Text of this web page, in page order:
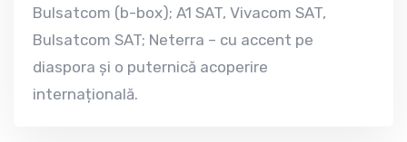
Bulsatcom (b-box); A1 SAT, Vivacom SAT,
Bulsatcom SAT; Neterra – cu accent pe
diaspora și o puternică acoperire
internațională.